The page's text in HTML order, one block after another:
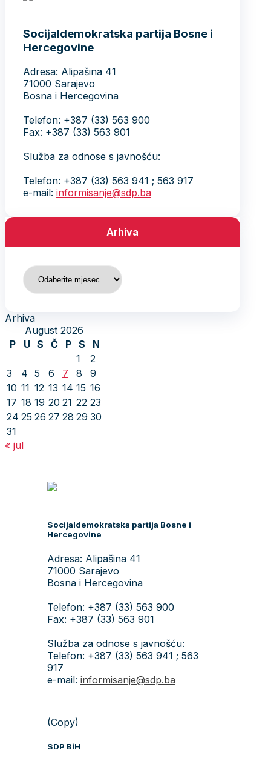
Socijaldemokratska partija Bosne i
Hercegovine
Adresa: Alipašina 41
71000 Sarajevo
Bosna i Hercegovina
Telefon: +387 (33) 563 900
Fax: +387 (33) 563 901
Služba za odnose s javnošću:
Telefon: +387 (33) 563 941 ; 563 917
e-mail: informisanje@sdp.ba
Arhiva
Arhiva
Arhiva
August 2026
P
U S Č P S
N
1
2
3
4 5 6 7 8
9
10 11 12 13 14 15 16
17 18 19 20 21 22 23
24 25 26 27 28 29 30
31
« jul
Socijaldemokratska partija Bosne i
Hercegovine
Adresa: Alipašina 41
71000 Sarajevo
Bosna i Hercegovina
Telefon: +387 (33) 563 900
Fax: +387 (33) 563 901
Služba za odnose s javnošću:
Telefon: +387 (33) 563 941 ; 563
917
e-mail: informisanje@sdp.ba
(Copy)
SDP BiH